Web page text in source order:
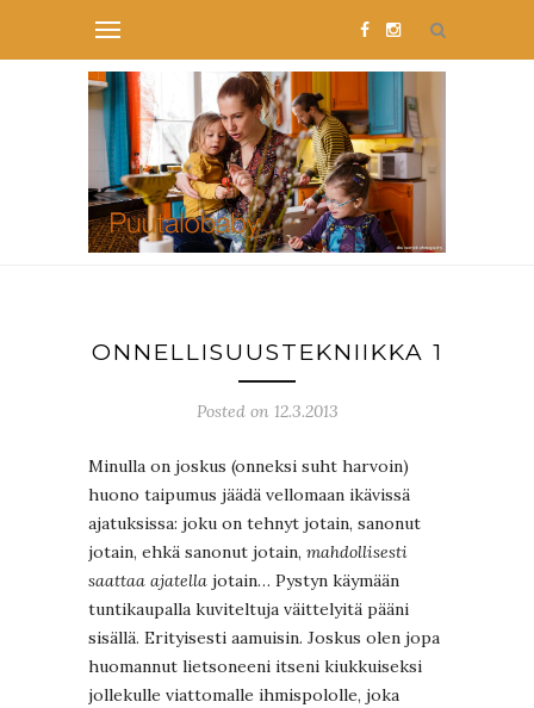
ONNELLISUUSTEKNIIKKA 1
Posted on 12.3.2013
Minulla on joskus (onneksi suht harvoin)
huono taipumus jäädä vellomaan ikävissä
ajatuksissa: joku on tehnyt jotain, sanonut
jotain, ehkä sanonut jotain, mahdollisesti
saattaa ajatella jotain… Pystyn käymään
tuntikaupalla kuviteltuja väittelyitä pääni
sisällä. Erityisesti aamuisin. Joskus olen jopa
huomannut lietsoneeni itseni kiukkuiseksi
jollekulle viattomalle ihmispololle, joka